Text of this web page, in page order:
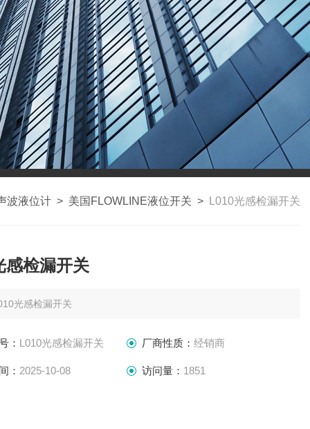
波液位计 > 美国FLOWLINE液位开关 > L010光感检漏开关
感检漏开关
光感检漏开关
： L010光感检漏开关 厂商性质： 经销商
： 2025-10-08 访问量： 1851